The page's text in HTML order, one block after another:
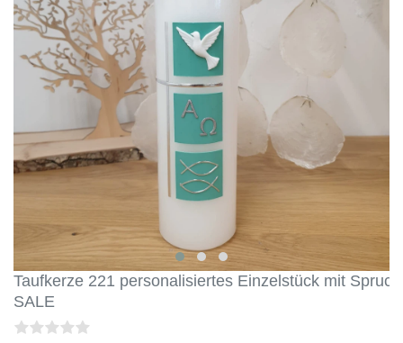
Taufkerze 221 personalisiertes Einzelstück mit Spruch
SALE